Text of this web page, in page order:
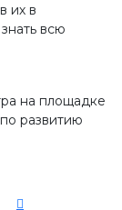
их в
всю
на площадке
развитию